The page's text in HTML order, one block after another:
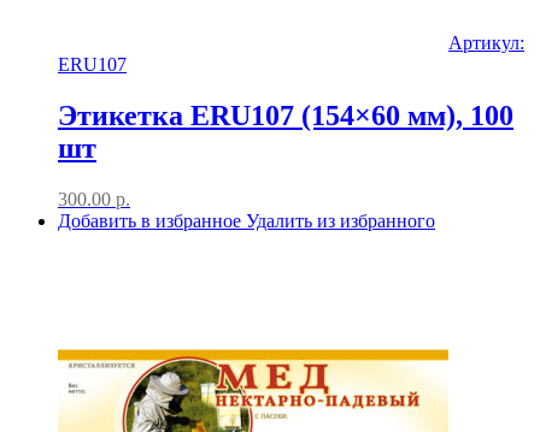
Артикул:
ERU107
Этикетка ERU107 (154×60 мм), 100
шт
300.00 р.
Добавить в избранное Удалить из избранного